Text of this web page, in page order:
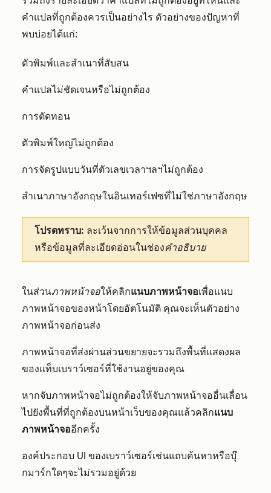
คำแปลที่ถูกต้องควรเป็นอย่างไร ตัวอย่างของปัญหาที่
พบบ่อยได้แก่:
ตัวพิมพ์และสำเนาที่สับสน
คำแปลไม่ชัดเจนหรือไม่ถูกต้อง
การตัดทอน
ตัวพิมพ์ใหญ่ไม่ถูกต้อง
การจัดรูปแบบวันที่ตัวเลขเวลาฯลฯไม่ถูกต้อง
สำเนาภาษาอังกฤษในอินเทอร์เฟซที่ไม่ใช่ภาษาอังกฤษ
โปรดทราบ: ละเว้นจากการให้ข้อมูลส่วนบุคคล
หรือข้อมูลที่ละเอียดอ่อนในช่องคำอธิบาย
ในส่วนภาพหน้าจอให้คลิกแนบภาพหน้าจอเพื่อแนบ
ภาพหน้าจอของหน้าโดยอัตโนมัติ คุณจะเห็นตัวอย่าง
ภาพหน้าจอก่อนส่ง
ภาพหน้าจอที่ส่งผ่านส่วนขยายจะรวมถึงพื้นที่แสดงผล
ของแท็บเบราว์เซอร์ที่ใช้งานอยู่ของคุณ
หากจับภาพหน้าจอไม่ถูกต้องให้จับภาพหน้าจออื่นเลื่อน
ไปยังพื้นที่ที่ถูกต้องบนหน้าเว็บของคุณแล้วคลิกแนบ
ภาพหน้าจออีกครั้ง
องค์ประกอบ UI ของเบราว์เซอร์เช่นแถบค้นหาหรือบุ๊
กมาร์กใดๆจะไม่รวมอยู่ด้วย